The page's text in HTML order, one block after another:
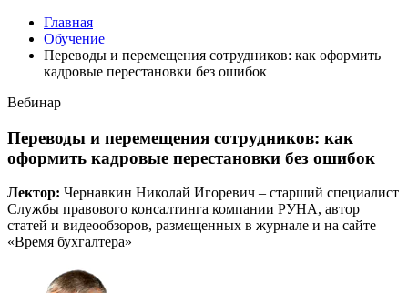
Главная
Обучение
Переводы и перемещения сотрудников: как оформить
кадровые перестановки без ошибок
Вебинар
Переводы и перемещения сотрудников: как
оформить кадровые перестановки без ошибок
Лектор: Чернавкин Николай Игоревич – старший специалист
Службы правового консалтинга компании РУНА, автор
статей и видеообзоров, размещенных в журнале и на сайте
«Время бухгалтера»